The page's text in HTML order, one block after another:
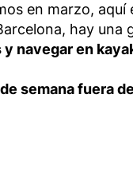
en marzo,
hay
navegar en
semana fuera